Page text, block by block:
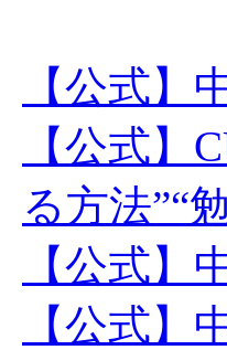
【公式
【公式】
る方法”“
【公式
【公式